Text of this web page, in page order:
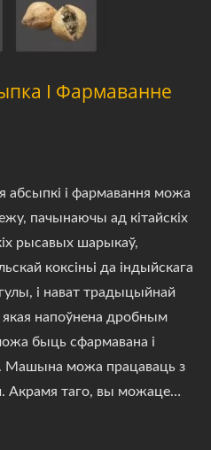
І Фармаванне
і фармавання можа
пачынаючы ад кітайскіх
рысавых шарыкаў,
коксіньі да індыйскага
і нават традыцыйнай
напоўнена дробным
быць сфармавана і
Машына можа працаваць з
Акрамя таго, вы можаце